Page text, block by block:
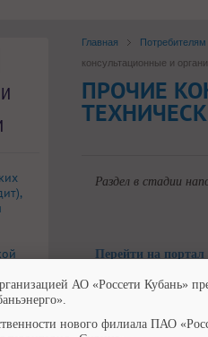
Главная Потребителям
консультационные и
ПРОЧИЕ
Раздел в стадии
Перейти на портал
по
АО «Россети Кубань»
нового филиала ПАО